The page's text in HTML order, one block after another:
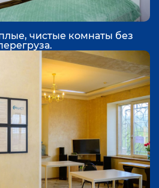
чистые комнаты без